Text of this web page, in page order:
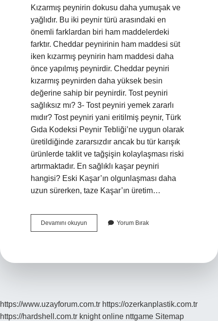
Kızarmış peynirin dokusu daha yumuşak ve
yağlıdır. Bu iki peynir türü arasındaki en
önemli farklardan biri ham maddelerdeki
farktır. Cheddar peynirinin ham maddesi süt
iken kızarmış peynirin ham maddesi daha
önce yapılmış peynirdir. Cheddar peyniri
kızarmış peynirden daha yüksek besin
değerine sahip bir peynirdir. Tost peyniri
sağlıksız mı? 3- Tost peyniri yemek zararlı
mıdır? Tost peyniri yani eritilmiş peynir, Türk
Gıda Kodeksi Peynir Tebliği’ne uygun olarak
üretildiğinde zararsızdır ancak bu tür karışık
ürünlerde taklit ve tağşişin kolaylaşması riski
artırmaktadır. En sağlıklı kaşar peyniri
hangisi? Eski Kaşar’ın olgunlaşması daha
uzun sürerken, taze Kaşar’ın üretim…
Devamını okuyun
Peyniri
Yorum Bırak
https://www.uzayforum.com.tr https://ozerkanplastik.com.tr
https://hardshell.com.tr knight online nttgame Sitemap